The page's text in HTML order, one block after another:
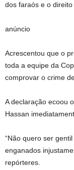
dos faraós e o
anúncio
Acrescentou que o
toda a equipe da
comprovar o crime
A declaração ecoou
Hassan
“Não quero ser
enganados
repórteres.